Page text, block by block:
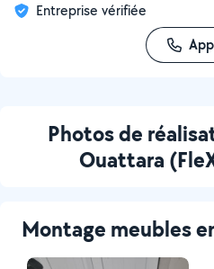
Entreprise vérifiée
Photos de
Ouattara
Montage meubles